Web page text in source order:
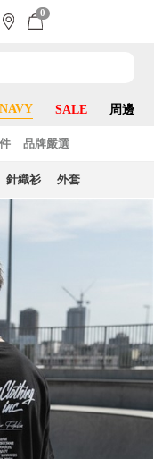
0
NAVY SALE 周邊
品牌嚴選
針織衫 外套